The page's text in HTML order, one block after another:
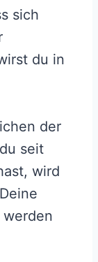
sich
du in
der
seit
wird